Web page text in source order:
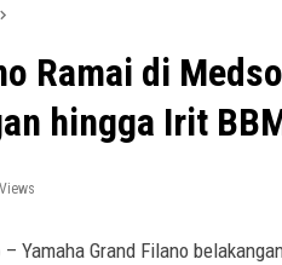
Ramai di
hingga Irit
– Yamaha Grand Filano